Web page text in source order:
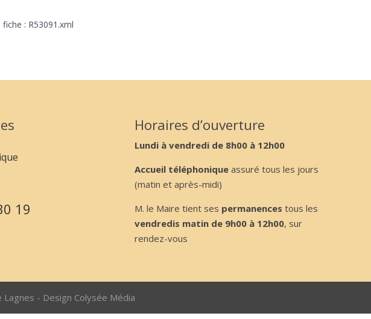
: R53091.xml
19
Horaires d’ouverture
Lundi à vendredi de 8h00 à 12h00
Accueil téléphonique assuré tous les jours
(matin et après-midi)
M. le Maire tient ses permanences tous les
vendredis matin de 9h00 à 12h00, sur
rendez-vous
- Design Colysée Média